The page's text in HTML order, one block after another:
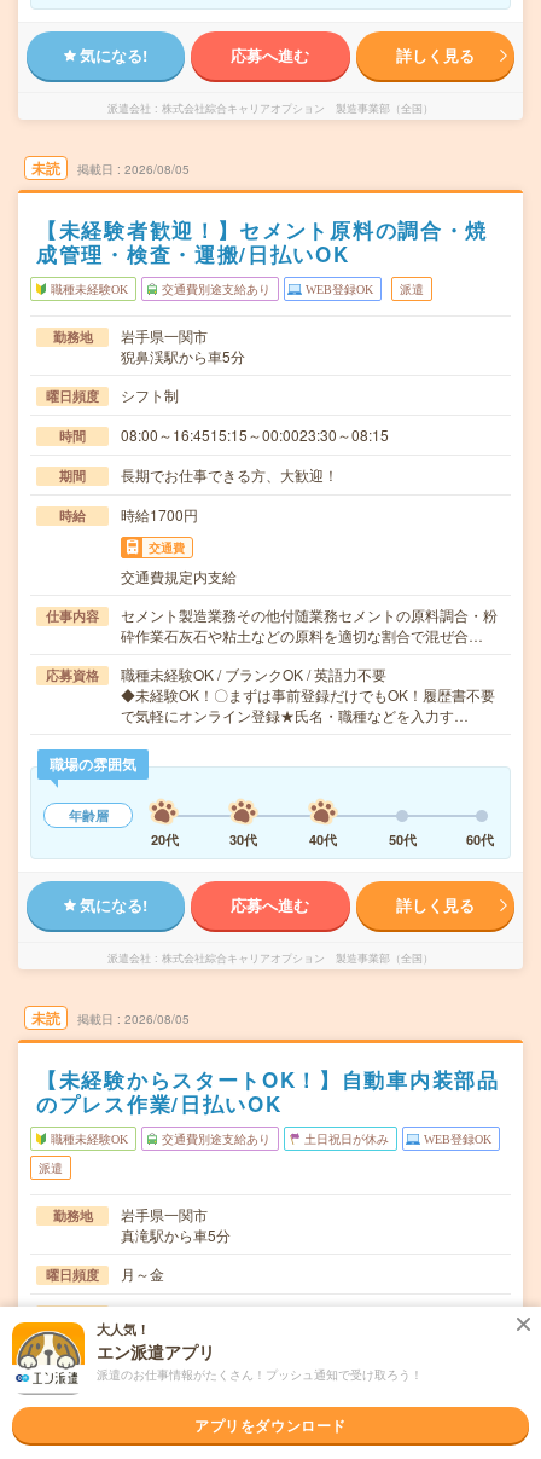
気になる! 応募へ進む 詳しく見る
派遣会社 株式会社綜合キャリアオプション 製造事業部（全国）
未読 掲載日 2026/08/05
【未経験者歓迎！】セメント原料の調合・焼
成管理・検査・運搬/日払いOK
職種未経験OK 交通費別途支給あり WEB登録OK 派遣
勤務地
岩手県一関市
猊鼻渓駅から車5分
曜日頻度 シフト制
時間 08:00～16:4515:15～00:0023:30～08:15
期間 長期でお仕事できる方、大歓迎！
時給 時給1700円
交通費
交通費規定内支給
仕事内容
セメント製造業務その他付随業務セメントの原料調合・粉
砕作業石灰石や粘土などの原料を適切な割合で混ぜ合…
応募資格
職種未経験OK / ブランクOK / 英語力不要
◆未経験OK！〇まずは事前登録だけでもOK！履歴書不要
で気軽にオンライン登録★氏名・職種などを入力す…
職場の雰囲気
年齢層
20代
30代 40代 50代 60代
気になる! 応募へ進む 詳しく見る
派遣会社 株式会社綜合キャリアオプション 製造事業部（全国）
未読 掲載日 2026/08/05
【未経験からスタートOK！】自動車内装部品
のプレス作業/日払いOK
職種未経験OK 交通費別途支給あり 土日祝日が休み WEB登録OK
派遣
勤務地
岩手県一関市
真滝駅から車5分
曜日頻度 月～金
期間 長期でお仕事できる方、大歓迎！
時給
大人気！
エン派遣アプリ
派遣のお仕事情報がたくさん！プッシュ通知で受け取ろう！
アプリをダウンロード